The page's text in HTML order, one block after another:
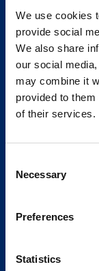
We use cookies
provide social
We also share
our social
may combine it
provided to
of their services.
Selection
Necessary
Preferences
Statistics